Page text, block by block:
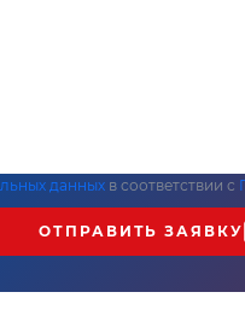
данных в соответствии с
ОТПРАВИТЬ ЗАЯВКУ